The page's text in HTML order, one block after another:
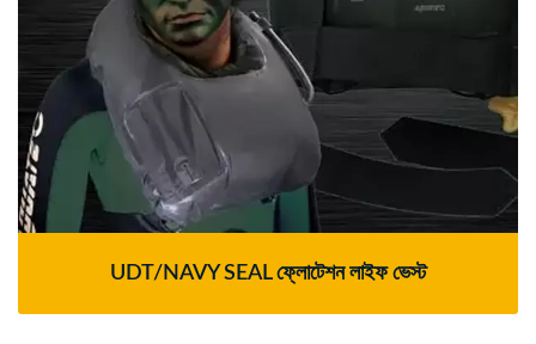
UDT/NAVY SEAL ফ্লোটেশন লাইফ ভেস্ট